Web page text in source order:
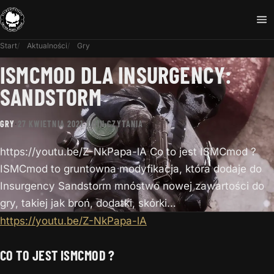
Start Aktualności Gry
ISMCMOD DLA INSURGENCY:
SANDSTORM
GRY·27 KWIETNIA 2021·1 MIN CZYTANIA
https://youtu.be/Z-NkPapa-lA Co to jest ISMCmod ?
ISMCmod to gruntowna modyfikacja, która dodaje do
Insurgency Sandstorm mnóstwo nowej zawartości do
gry, takiej jak broń, dodatki, skórki…
https://youtu.be/Z-NkPapa-lA
CO TO JEST ISMCMOD ?